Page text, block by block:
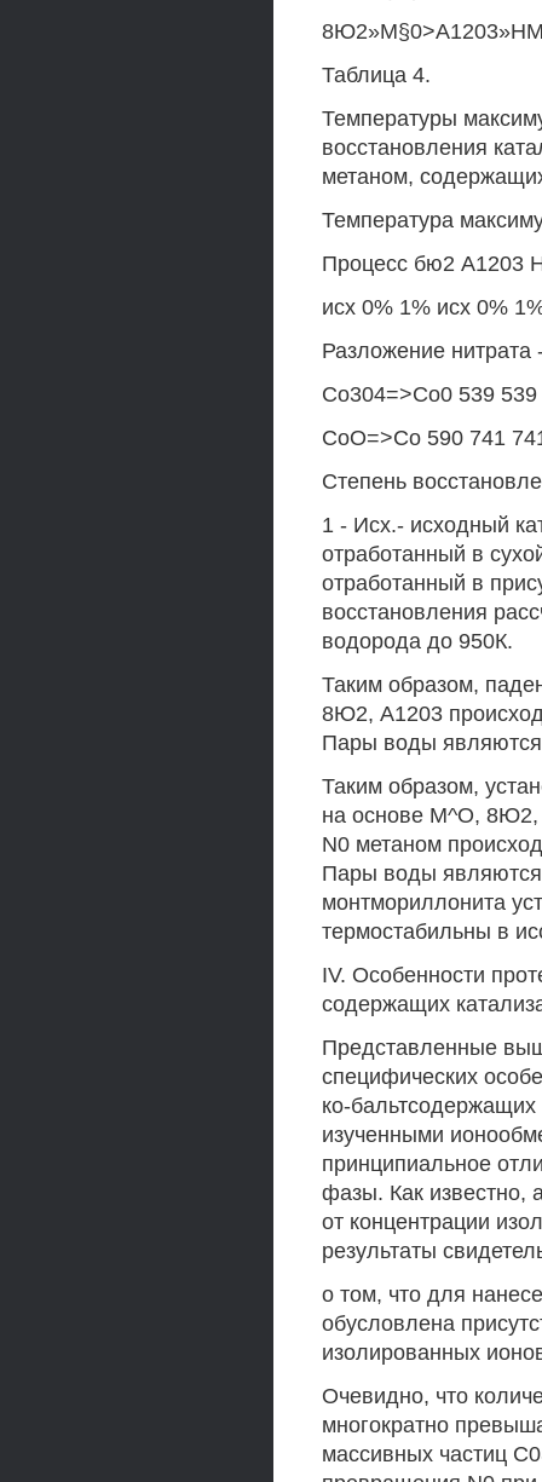
Таблица 4.
Температуры
восстановления
метаном,
Температура
Процесс бю2 А1203
исх 0% 1% исх 0%
Разложение нитрата
Со304=>Со0 539 539
СоО=>Со 590 741
Степень
1 - Исх.- исходный
отработанный в
отработанный в
восстановления
водорода до 950К.
Таким образом,
8Ю2, А1203
Пары воды являются
Таким образом,
на основе М^О, 8Ю2,
N0 метаном
Пары воды
монтмориллонита
термостабильны в
IV. Особенности
содержащих
Представленные
специфических
ко-бальтсодержащих
изученными
принципиальное
фазы. Как известно,
от концентрации
результаты
о том, что для
обусловлена
изолированных
Очевидно, что
многократно
массивных частиц